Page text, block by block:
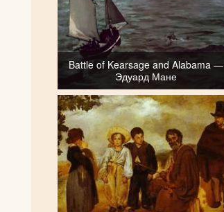
Battle of Kearsage and Alabama —
Эдуард Мане